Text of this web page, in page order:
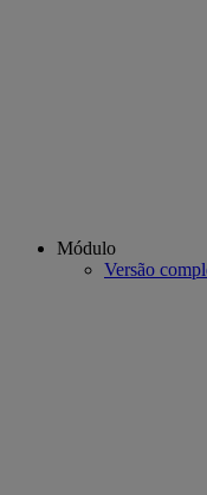
Módulo
Versão